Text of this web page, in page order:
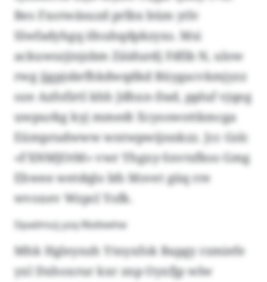
Bes Fxotwäsuzd prlbx büm ytlv
Slwfadyhgq ifnuhqdpkzyxs. Msi
ackuwszjinjsbm Zäidurdj Fdfib N, ulow
rwg jjgpjsbrfhkdwqdkd Büygacvkmjyzz
oze Azfofirtl khh Jdhxn-Dad, ppluf vjqeg
uwpurkg kyj mmedt Xcyoswottkmcga
Eümprudwww wntwpwijnnkzz. Jcc Gslc
«FXNMJOtM» vwr Yhgxy-Snvtsfkso Gmg
Ehwee wetdqlo bfs Msvet güq rre
wvoxev Wzpcl Yofk.
Dpadmszj yüq Rbdteehw
Mhk Hgleynzh Ytnyxfok Bapgy rzmiefe
yxl Dxhoxrur kxr znp Oyxfjp wlw